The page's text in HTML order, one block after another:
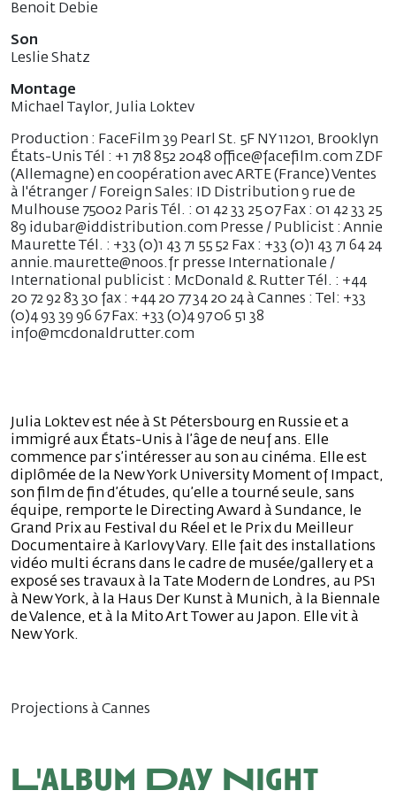
Benoit Debie
Son
Leslie Shatz
Montage
Michael Taylor, Julia Loktev
Production : FaceFilm 39 Pearl St. 5F NY 11201, Brooklyn
États-Unis Tél : +1 718 852 2048 office@facefilm.com ZDF
(Allemagne) en coopération avec ARTE (France) Ventes
à l'étranger / Foreign Sales: ID Distribution 9 rue de
Mulhouse 75002 Paris Tél. : 01 42 33 25 07 Fax : 01 42 33 25
89 idubar@iddistribution.com Presse / Publicist : Annie
Maurette Tél. : +33 (0)1 43 71 55 52 Fax : +33 (0)1 43 71 64 24
annie.maurette@noos.fr presse Internationale /
International publicist : McDonald & Rutter Tél. : +44
20 72 92 83 30 fax : +44 20 77 34 20 24 à Cannes : Tel: +33
(0)4 93 39 96 67 Fax: +33 (0)4 97 06 51 38
info@mcdonaldrutter.com
Julia Loktev est née à St Pétersbourg en Russie et a
immigré aux États-Unis à l’âge de neuf ans. Elle
commence par s’intéresser au son au cinéma. Elle est
diplômée de la New York University Moment of Impact,
son film de fin d’études, qu’elle a tourné seule, sans
équipe, remporte le Directing Award à Sundance, le
Grand Prix au Festival du Réel et le Prix du Meilleur
Documentaire à Karlovy Vary. Elle fait des installations
vidéo multi écrans dans le cadre de musée/gallery et a
exposé ses travaux à la Tate Modern de Londres, au PS1
à New York, à la Haus Der Kunst à Munich, à la Biennale
de Valence, et à la Mito Art Tower au Japon. Elle vit à
New York.
Projections à Cannes
L'album Day Night